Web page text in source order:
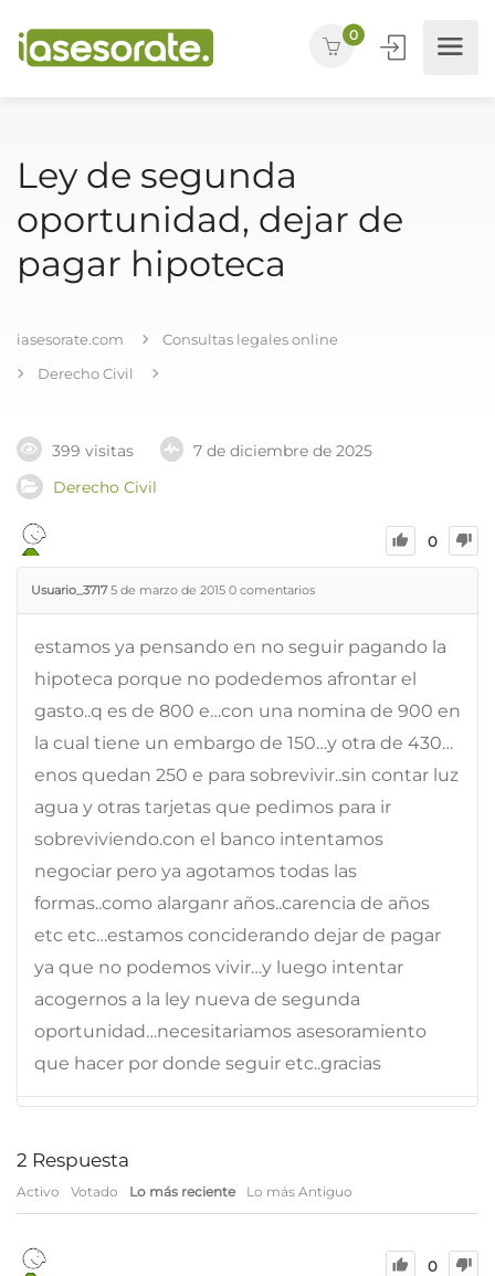
0
Ley de segunda
oportunidad, dejar de
pagar hipoteca
iasesorate.com
Consultas legales online
Derecho Civil
399 visitas
7 de diciembre de 2025
Derecho Civil
0
Usuario_3717 5 de marzo de 2015 0 comentarios
estamos ya pensando en no seguir pagando la
hipoteca porque no podedemos afrontar el
gasto..q es de 800 e…con una nomina de 900 en
la cual tiene un embargo de 150…y otra de 430…
enos quedan 250 e para sobrevivir..sin contar luz
agua y otras tarjetas que pedimos para ir
sobreviviendo.con el banco intentamos
negociar pero ya agotamos todas las
formas..como alarganr años..carencia de años
etc etc…estamos conciderando dejar de pagar
ya que no podemos vivir…y luego intentar
acogernos a la ley nueva de segunda
oportunidad…necesitariamos asesoramiento
que hacer por donde seguir etc..gracias
2 Respuesta
Activo Votado Lo más reciente Lo más Antiguo
0